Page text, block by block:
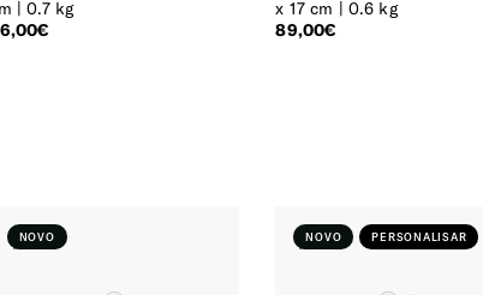
| 0.7 kg
x 17 cm | 0.6 kg
89,00€
NOVO NOVO PERSONALISAR